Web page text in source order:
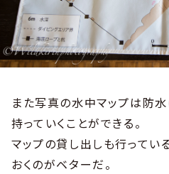
また写真の水中マップは防
持っていくことができる。
マップの貸し出しも行ってい
おくのがベターだ。